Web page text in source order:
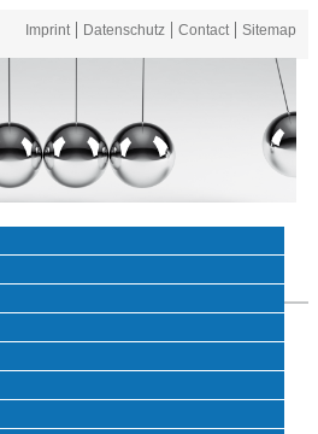
Imprint Datenschutz Contact Sitemap